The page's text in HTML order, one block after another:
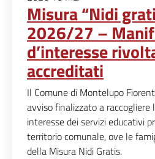
Misura “Nidi
2026/27 –
d’interesse
accreditati
Il Comune di Montelupo
avviso finalizzato a
interesse dei servizi educativi
territorio comunale, ove le
della Misura Nidi Gratis.